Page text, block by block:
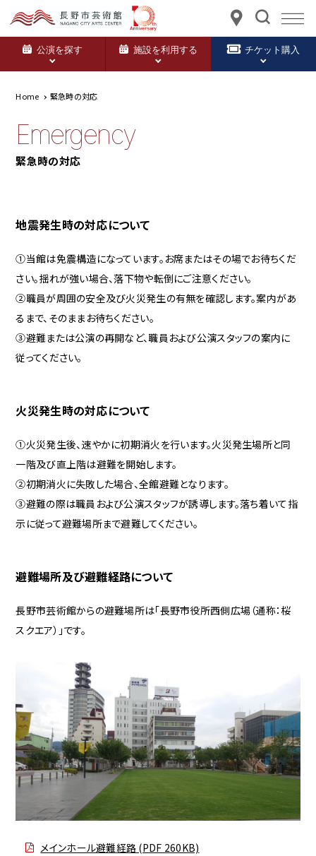
公演を探す 施設を利用する チケット購入
Home 緊急時の対応
Emergency
緊急時の対応
地震発生時の対応について
①当館は免震構造になっています。お席またはその場でお待ちくだ
さい。揺れが強い場合、落下物や転倒にご注意ください。
②職員が周囲の安全及び火災発生の有無を確認します。案内があ
るまで、そのままお待ちください。
③避難または公演の再開など、職員および公演スタッフの案内に
従ってください。
火災発生時の対応について
①火災発生後、速やかに初期消火を行います。火災発生場所と同
一階及び直上階は避難を開始します。
②初期消火に失敗した場合、全館避難となります。
③避難の際は職員および公演スタッフが誘導します。落ち着いて指
示に従って避難場所まで避難してください。
避難場所及び避難経路について
長野市芸術館からの避難場所は「長野市役所西側広場（通称：桜
スクエア）」です。
メインホール避難経路 (PDF 260KB)